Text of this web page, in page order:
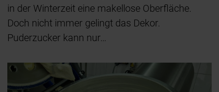
in der Winterzeit eine makellose Oberfläche.
Doch nicht immer gelingt das Dekor.
Puderzucker kann nur…